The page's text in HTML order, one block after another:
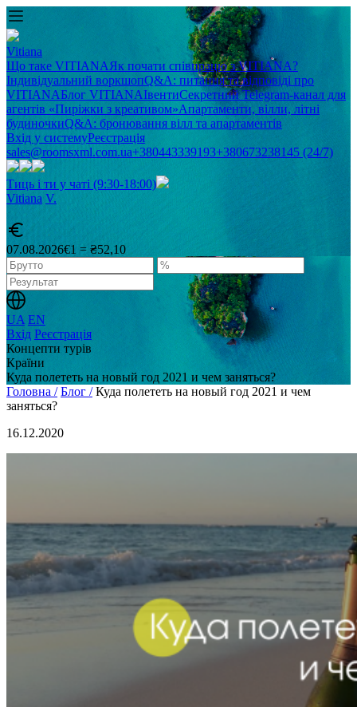
Не любите все ускладнювати?
Vitiana
Що таке VITIANAЯк почати співпрацю з VITIANA?
Індивідуальний воркшопQ&A: питання та відповіді про
VITIANAБлог VITIANAІвентиСекретний Telegram-канал для
агентів «Пиріжки з креативом»Апартаменти, вілли, літні
будиночкиQ&A: бронювання вілл та апартаментів
Вхід у системуРеєстрація
sales@roomsxml.com.ua+380443339193+380673238145 (24/7)
Тиць і ти у чаті (9:30-18:00)
Vitiana V.
07.08.2026€1 = ₴52,10
UA EN
Вхід Реєстрація
Концепти турів
Країни
Куда полететь на новый год 2021 и чем заняться?
Головна / Блог / Куда полететь на новый год 2021 и чем
заняться?
16.12.2020